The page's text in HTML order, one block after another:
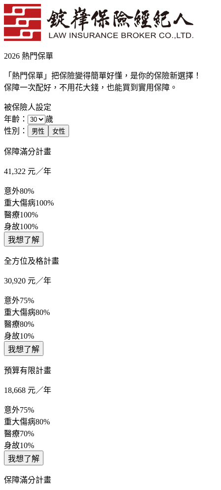
2026 熱門保單
「熱門保單」把保險變得簡單好懂，是你的保險新選擇！
保障一次配好，不用花大錢，也能買到實用保障。
被保險人設定
年齡：
歲
性別：
男性 女性
保障滿分計畫
41,322 元／年
意外80%
重大傷病100%
醫療100%
身故100%
我想了解
全方位及格計畫
30,920 元／年
意外75%
重大傷病80%
醫療80%
身故10%
我想了解
預算有限計畫
18,668 元／年
意外75%
重大傷病80%
醫療70%
身故10%
我想了解
保障滿分計畫